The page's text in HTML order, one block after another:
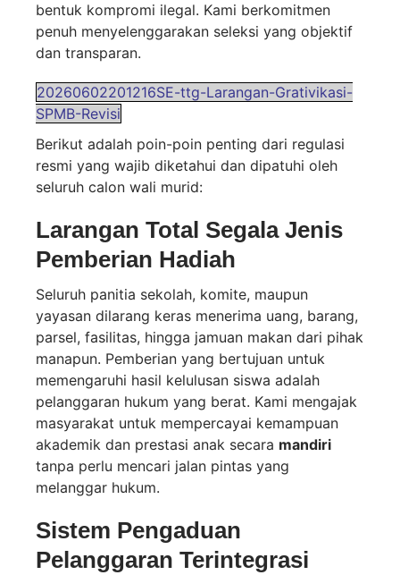
bentuk kompromi ilegal. Kami berkomitmen
penuh menyelenggarakan seleksi yang objektif
dan transparan.
20260602201216SE-ttg-Larangan-Grativikasi-
SPMB-Revisi
Berikut adalah poin-poin penting dari regulasi
resmi yang wajib diketahui dan dipatuhi oleh
seluruh calon wali murid:
Larangan Total Segala Jenis
Pemberian Hadiah
Seluruh panitia sekolah, komite, maupun
yayasan dilarang keras menerima uang, barang,
parsel, fasilitas, hingga jamuan makan dari pihak
manapun. Pemberian yang bertujuan untuk
memengaruhi hasil kelulusan siswa adalah
pelanggaran hukum yang berat. Kami mengajak
masyarakat untuk mempercayai kemampuan
akademik dan prestasi anak secara mandiri
tanpa perlu mencari jalan pintas yang
melanggar hukum.
Sistem Pengaduan
Pelanggaran Terintegrasi